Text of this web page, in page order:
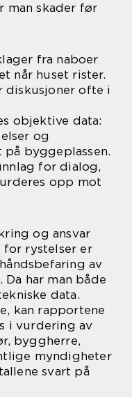
man skader før
fra naboer
når huset rister.
diskusjoner ofte i
objektive data:
og
byggeplassen.
for dialog,
opp mot
og ansvar
for rystelser er
av
har man både
data.
kan rapportene
i vurdering av
byggherre,
myndigheter
svart på